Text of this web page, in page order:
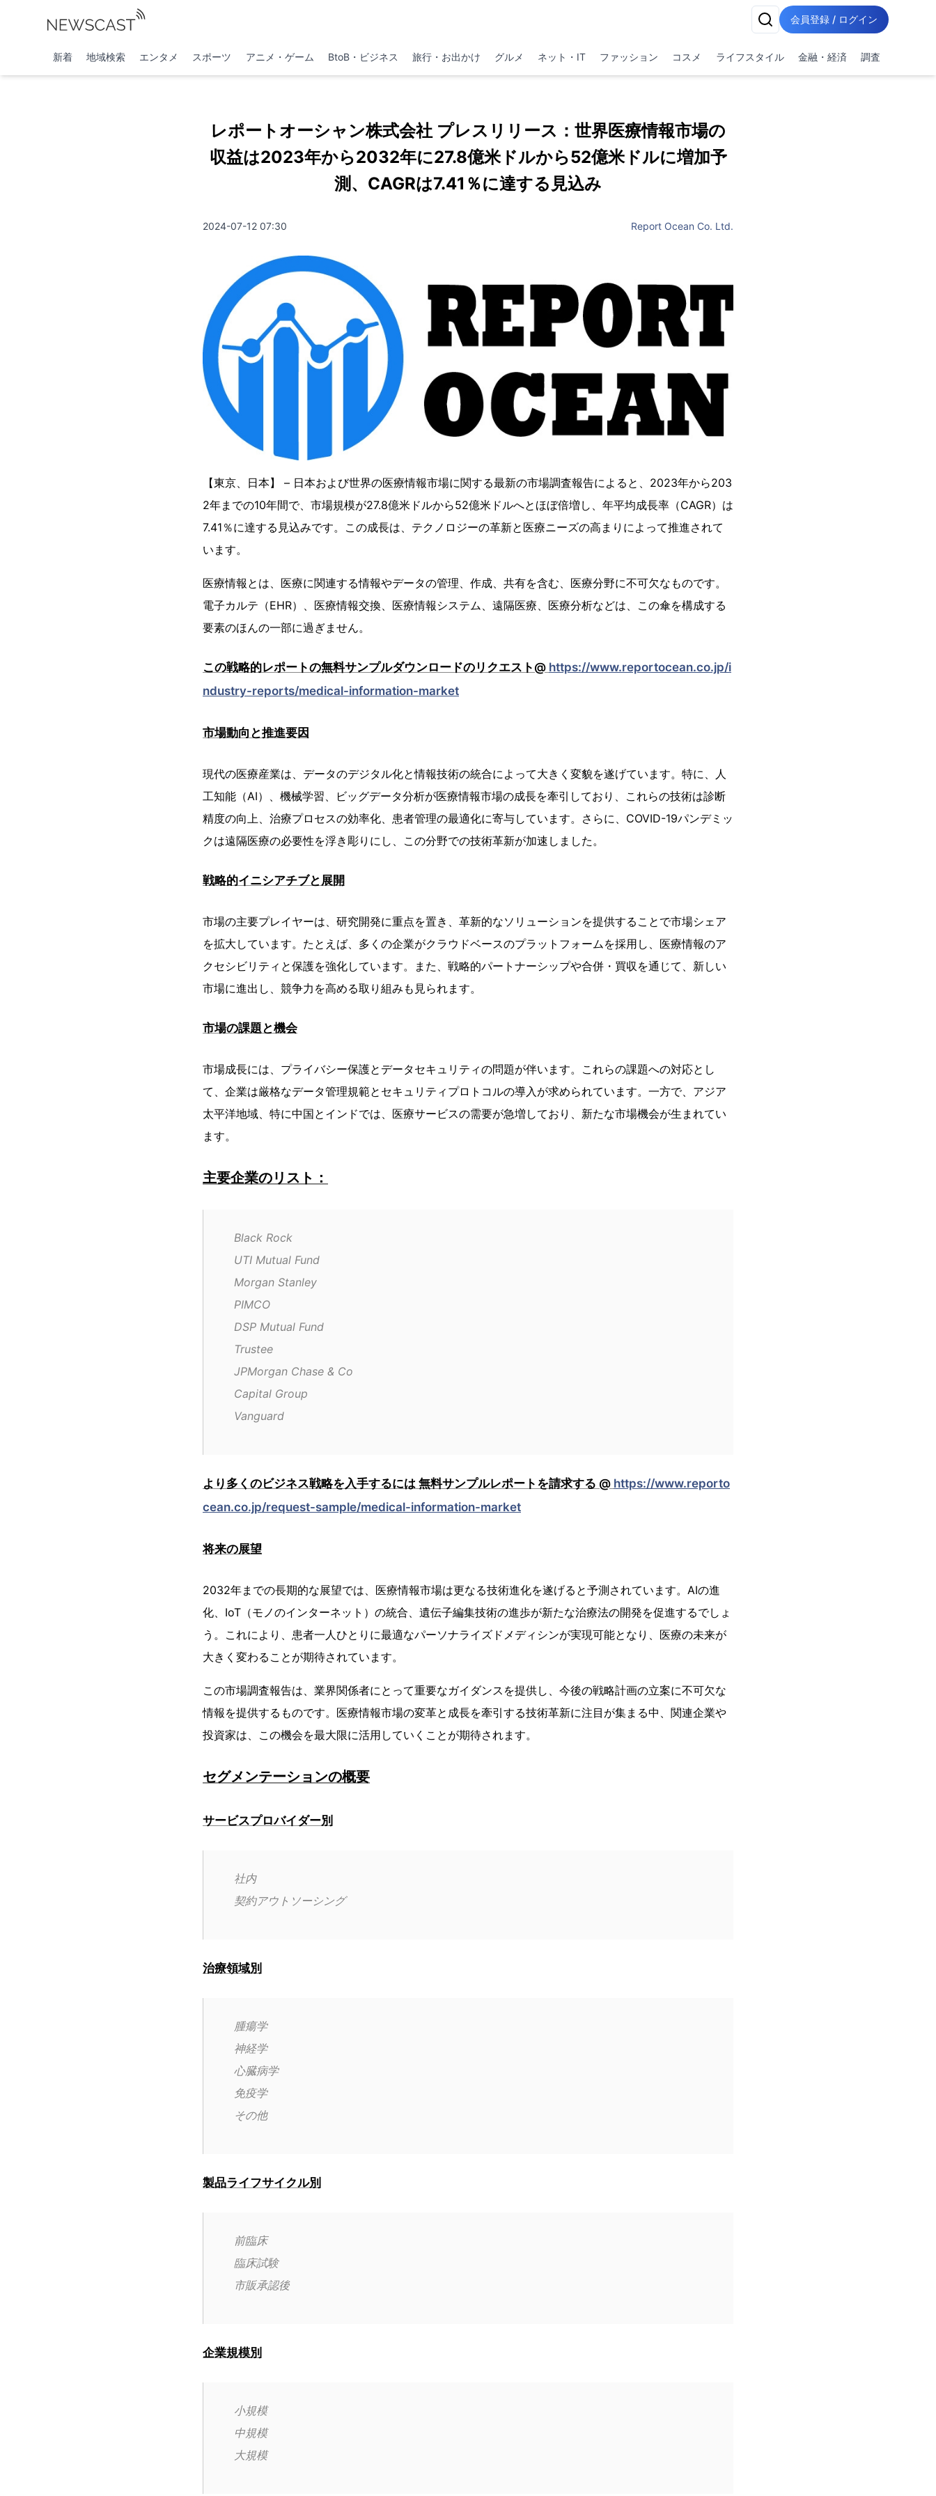
会員登録 / ログイン
新着 地域検索 エンタメ スポーツ アニメ・ゲーム BtoB・ビジネス 旅行・お出かけ グルメ ネット・IT ファッション コスメ ライフスタイル 金融・経済 調査
レポートオーシャン株式会社 プレスリリース：世界医療情報市場の
収益は2023年から2032年に27.8億米ドルから52億米ドルに増加予
測、CAGRは7.41％に達する見込み
2024-07-12 07:30 Report Ocean Co. Ltd.
【東京、日本】 – 日本および世界の医療情報市場に関する最新の市場調査報告によると、2023年から203
2年までの10年間で、市場規模が27.8億米ドルから52億米ドルへとほぼ倍増し、年平均成長率（CAGR）は
7.41％に達する見込みです。この成長は、テクノロジーの革新と医療ニーズの高まりによって推進されて
います。
医療情報とは、医療に関連する情報やデータの管理、作成、共有を含む、医療分野に不可欠なものです。
電子カルテ（EHR）、医療情報交換、医療情報システム、遠隔医療、医療分析などは、この傘を構成する
要素のほんの一部に過ぎません。
この戦略的レポートの無料サンプルダウンロードのリクエスト@ https://www.reportocean.co.jp/i
ndustry-reports/medical-information-market
市場動向と推進要因
現代の医療産業は、データのデジタル化と情報技術の統合によって大きく変貌を遂げています。特に、人
工知能（AI）、機械学習、ビッグデータ分析が医療情報市場の成長を牽引しており、これらの技術は診断
精度の向上、治療プロセスの効率化、患者管理の最適化に寄与しています。さらに、COVID-19パンデミッ
クは遠隔医療の必要性を浮き彫りにし、この分野での技術革新が加速しました。
戦略的イニシアチブと展開
市場の主要プレイヤーは、研究開発に重点を置き、革新的なソリューションを提供することで市場シェア
を拡大しています。たとえば、多くの企業がクラウドベースのプラットフォームを採用し、医療情報のア
クセシビリティと保護を強化しています。また、戦略的パートナーシップや合併・買収を通じて、新しい
市場に進出し、競争力を高める取り組みも見られます。
市場の課題と機会
市場成長には、プライバシー保護とデータセキュリティの問題が伴います。これらの課題への対応とし
て、企業は厳格なデータ管理規範とセキュリティプロトコルの導入が求められています。一方で、アジア
太平洋地域、特に中国とインドでは、医療サービスの需要が急増しており、新たな市場機会が生まれてい
ます。
主要企業のリスト：
Black Rock
UTI Mutual Fund
Morgan Stanley
PIMCO
DSP Mutual Fund
Trustee
JPMorgan Chase & Co
Capital Group
Vanguard
より多くのビジネス戦略を入手するには 無料サンプルレポートを請求する @ https://www.reporto
cean.co.jp/request-sample/medical-information-market
将来の展望
2032年までの長期的な展望では、医療情報市場は更なる技術進化を遂げると予測されています。AIの進
化、IoT（モノのインターネット）の統合、遺伝子編集技術の進歩が新たな治療法の開発を促進するでしょ
う。これにより、患者一人ひとりに最適なパーソナライズドメディシンが実現可能となり、医療の未来が
大きく変わることが期待されています。
この市場調査報告は、業界関係者にとって重要なガイダンスを提供し、今後の戦略計画の立案に不可欠な
情報を提供するものです。医療情報市場の変革と成長を牽引する技術革新に注目が集まる中、関連企業や
投資家は、この機会を最大限に活用していくことが期待されます。
セグメンテーションの概要
サービスプロバイダー別
社内
契約アウトソーシング
治療領域別
腫瘍学
神経学
心臓病学
免疫学
その他
製品ライフサイクル別
前臨床
臨床試験
市販承認後
企業規模別
小規模
中規模
大規模